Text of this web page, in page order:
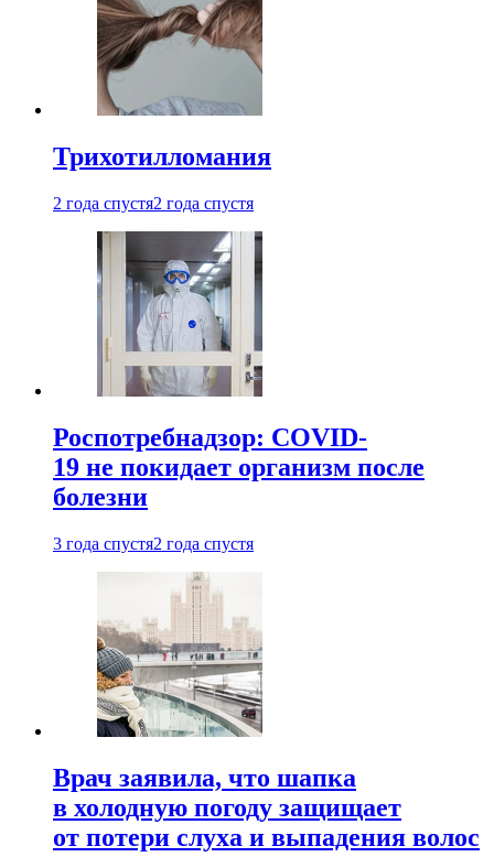
Трихотилломания
2 года спустя2 года спустя
Роспотребнадзор: COVID-
19 не покидает организм после
болезни
3 года спустя2 года спустя
Врач заявила, что шапка
в холодную погоду защищает
от потери слуха и выпадения волос